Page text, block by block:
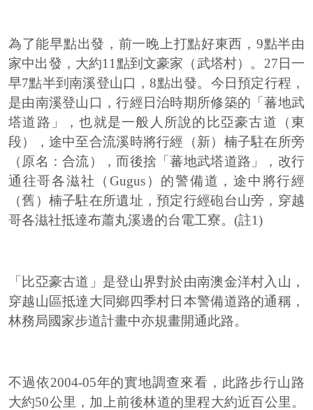
為了能早點出發，前一晚上打點好東西，9點半由
家中出發，大約11點到文豪家（武塔村）。27日一
早7點半到南溪登山口，8點出發。今日預定行程，
是由南溪登山口，行經日治時期所修築的「蕃地武
塔道路」，也就是一般人所說的比亞豪古道（東
段），途中至合流溪時將行經（新）楠子駐在所旁
（原名：合流），而後捨「蕃地武塔道路」，改行
通往哥各滋社（Gugus）的警備道，途中將行經
（舊）楠子駐在所遺址，預定行經砲台山旁，穿越
哥各滋社抵達布蕭丸溪邊的台電工寮。(註1)
「比亞豪古道」是登山界對於由南澳金洋村入山，
穿越山區抵達大同鄉四季村日本警備道路的通稱，
林務局國家步道計畫中亦規畫開通此路。
不過依2004-05年的實地調查來看，此路步行山路
大約50公里，加上前後林道的里程大約近百公里。